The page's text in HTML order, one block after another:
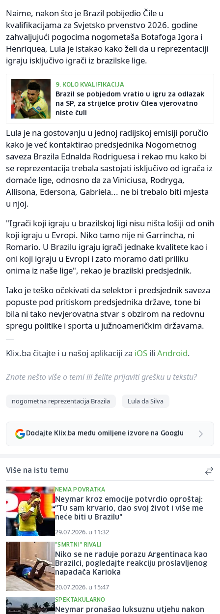
Naime, nakon što je Brazil pobijedio Čile u
kvalifikacijama za Svjetsko prvenstvo 2026. godine
zahvaljujući pogocima nogometaša Botafoga Igora i
Henriquea, Lula je istakao kako želi da u reprezentaciji
igraju isključivo igrači iz brazilske lige.
9. KOLO KVALIFIKACIJA
Brazil se pobjedom vratio u igru za odlazak
na SP, za strijelce protiv Čilea vjerovatno
niste čuli
Lula je na gostovanju u jednoj radijskoj emisiji poručio
kako je već kontaktirao predsjednika Nogometnog
saveza Brazila Ednalda Rodriguesa i rekao mu kako bi
se reprezentacija trebala sastojati isključivo od igrača iz
domaće lige, odnosno da za Viniciusa, Rodryga,
Allisona, Edersona, Gabriela... ne bi trebalo biti mjesta
u njoj.
"Igrači koji igraju u brazilskoj ligi nisu ništa lošiji od onih
koji igraju u Evropi. Niko tamo nije ni Garrincha, ni
Romario. U Brazilu igraju igrači jednake kvalitete kao i
oni koji igraju u Evropi i zato moramo dati priliku
onima iz naše lige", rekao je brazilski predsjednik.
Iako je teško očekivati da selektor i predsjednik saveza
popuste pod pritiskom predsjednika države, tone bi
bila ni tako nevjerovatna stvar s obzirom na redovnu
spregu politike i sporta u južnoameričkim državama.
Klix.ba čitajte i u našoj aplikaciji za iOS ili Android.
Znate nešto više o temi ili želite prijaviti grešku u tekstu?
nogometna reprezentacija Brazila Lula da Silva
Dodajte Klix.ba među omiljene izvore na Googlu
Više na istu temu
NEMA POVRATKA
Neymar kroz emocije potvrdio oproštaj:
"Tu sam krvario, dao svoj život i više me
neće biti u Brazilu"
29.07.2026. u 11:32
"SMRTNI" RIVALI
Niko se ne raduje porazu Argentinaca kao
Brazilci, pogledajte reakciju proslavljenog
napadača Karioka
20.07.2026. u 15:47
SPEKTAKULARNO
Neymar pronašao luksuznu utjehu nakon